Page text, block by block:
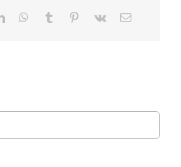
LinkedInWhatsApp
Tumblr Pinterest
Vk
Correo